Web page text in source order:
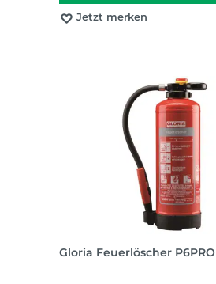
Jetzt merken
Gloria Feuerlöscher P6PRO